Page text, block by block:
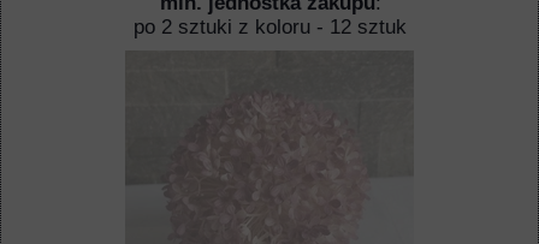
po 2 sztuki z koloru - 12 sztuk